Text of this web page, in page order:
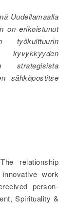
Uudellamaalla
on erikoistunut
työkulttuurin
strategisista
sähköpostitse
relationship
work
person-
Spirituality &